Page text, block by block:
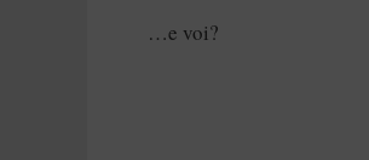
…e voi?